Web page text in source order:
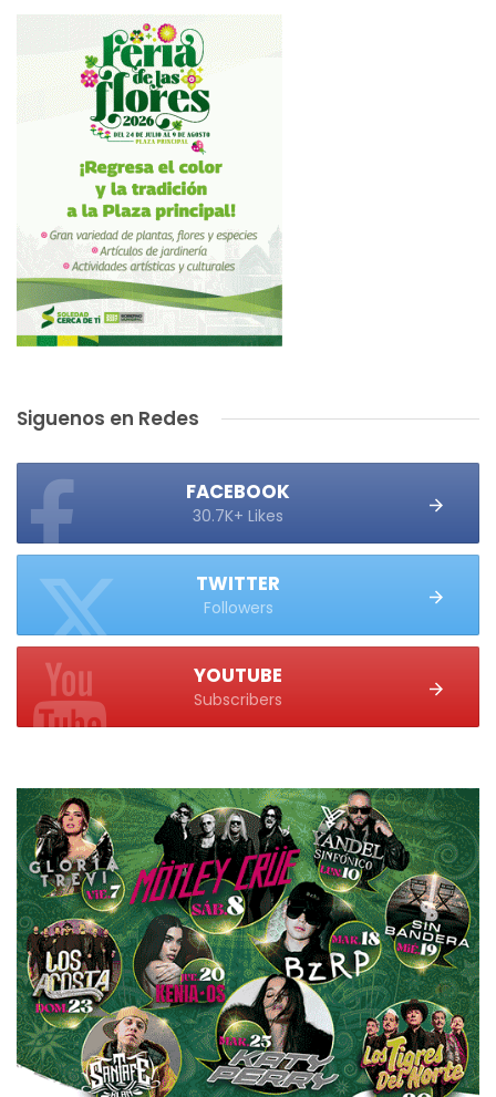
Siguenos en Redes
FACEBOOK
30.7K+ Likes
TWITTER
Followers
YOUTUBE
Subscribers